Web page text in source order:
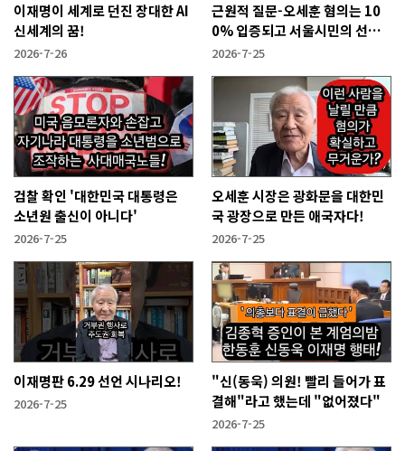
이재명이 세계로 던진 장대한 AI
신세계의 꿈!
2026-7-26
근원적 질문-오세훈 혐의는 10
0% 입증되고 서울시민의 선택
을 무효화시킬 만큼 무겁나?
2026-7-25
검찰 확인 '대한민국 대통령은
소년원 출신이 아니다'
2026-7-25
오세훈 시장은 광화문을 대한민
국 광장으로 만든 애국자다!
2026-7-25
이재명판 6.29 선언 시나리오!
2026-7-25
"신(동욱) 의원! 빨리 들어가 표
결해"라고 했는데 "없어졌다"
2026-7-25